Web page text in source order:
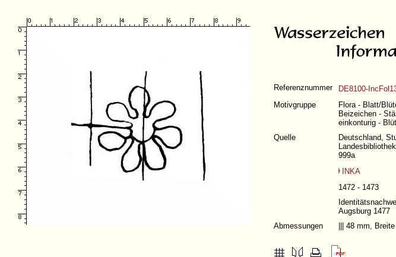
Referenznummer
DE8100-
Motivgruppe
Flora - Blatt/
Beizeichen -
einkonturig -
Quelle
Deutschland,
999a
INKA
1472 - 1473
Augsburg 1477
Abmessungen
||| 48 mm,